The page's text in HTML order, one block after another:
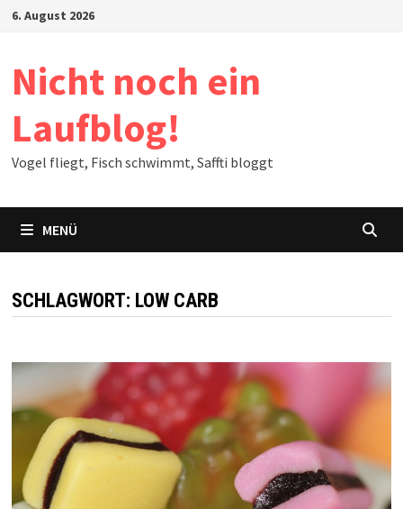
Zum6. August 2026
Nicht noch ein
Laufblog!
Vogel fliegt, Fisch schwimmt, Saffti bloggt
MENÜ
SCHLAGWORT: LOW CARB